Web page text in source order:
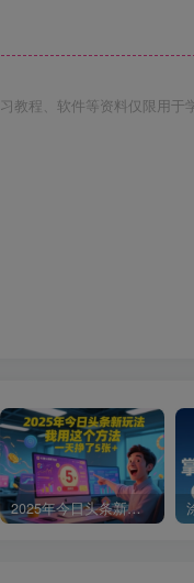
教程、软件等资料仅限用于
2025年今日头条新玩法，我用这个方法，一天挣了5张+